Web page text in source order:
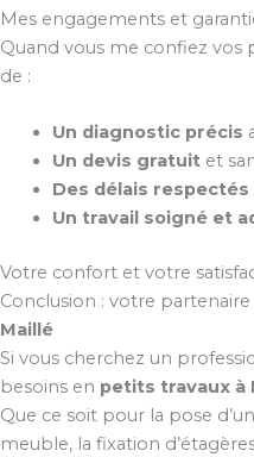
Mes engagements et
Quand vous me confiez vos
de :
Un diagnostic précis
Un devis gratuitet
Des délais respectés
Un travail soigné et
Votre confort et votre
Conclusion : votre
Maillé
Si vous cherchez un
besoins en petits travaux à
Que ce soit pour la pose
meuble, la fixation